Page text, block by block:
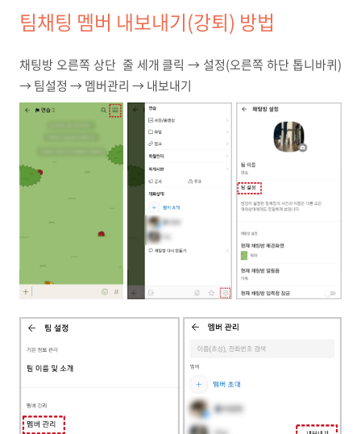
팀채팅 멤버 내보내기(강퇴) 방법
채팅방 오른쪽 상단 줄 세개 클릭 → 설정(오른쪽 하단 톱니바퀴)
→ 팀설정 → 멤버관리 → 내보내기